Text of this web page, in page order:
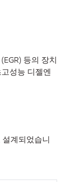
(EGR) 등의 장치
성능 디젤엔
설계되었습니